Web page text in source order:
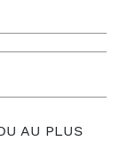
AU PLUS